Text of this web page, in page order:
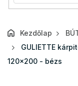
Kezdőlap
GULIETTE
120x200 - bézs